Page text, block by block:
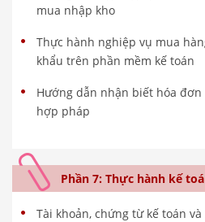
mua nhập kho
Thực hành nghiệp vụ mua
khẩu trên phần mềm kế toán
Hướng dẫn nhận biết hóa
hợp pháp
Phần 7: Thực hành kế
Tài khoản, chứng từ kế toán